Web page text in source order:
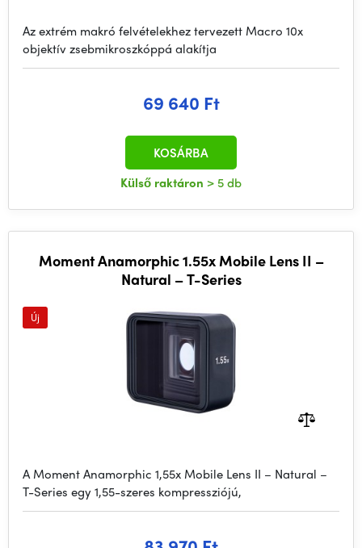
Az extrém makró felvételekhez tervezett Macro 10x
objektív zsebmikroszkóppá alakítja
69 640 Ft
Külső raktáron > 5 db
KOSÁRBA
Moment Anamorphic 1.55x Mobile Lens II –
Natural – T-Series
Új
A Moment Anamorphic 1,55x Mobile Lens II – Natural –
T-Series egy 1,55-szeres kompressziójú,